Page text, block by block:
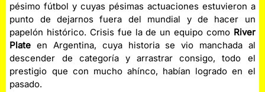
pésimo fútbol y cuyas pésimas actuaciones estuvieron a
punto de dejarnos fuera del mundial y de hacer un
papelón histórico. Crisis fue la de un equipo como River
Plate en Argentina, cuya historia se vio manchada al
descender de categoría y arrastrar consigo, todo el
prestigio que con mucho ahínco, habían logrado en el
pasado.